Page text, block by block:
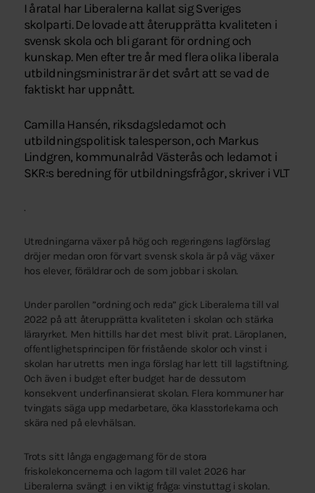
I åratal har Liberalerna kallat sig Sveriges
skolparti. De lovade att återupprätta kvaliteten i
svensk skola och bli garant för ordning och
kunskap. Men efter tre år med flera olika liberala
utbildningsministrar är det svårt att se vad de
faktiskt har uppnått.
Camilla Hansén, riksdagsledamot och
utbildningspolitisk talesperson, och Markus
Lindgren, kommunalråd Västerås och ledamot i
SKR:s beredning för utbildningsfrågor, skriver i VLT
.
Utredningarna växer på hög och regeringens lagförslag
dröjer medan oron för vart svensk skola är på väg växer
hos elever, föräldrar och de som jobbar i skolan.
Under parollen ”ordning och reda” gick Liberalerna till val
2022 på att återupprätta kvaliteten i skolan och stärka
läraryrket. Men hittills har det mest blivit prat. Läroplanen,
offentlighetsprincipen för fristående skolor och vinst i
skolan har utretts men inga förslag har lett till lagstiftning.
Och även i budget efter budget har de dessutom
konsekvent underfinansierat skolan. Flera kommuner har
tvingats säga upp medarbetare, öka klasstorlekarna och
skära ned på elevhälsan.
Trots sitt långa engagemang för de stora
friskolekoncernerna och lagom till valet 2026 har
Liberalerna svängt i en viktig fråga: vinstuttag i skolan.